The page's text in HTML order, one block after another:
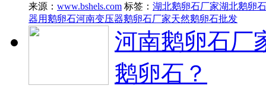
来源： www.bshels.com 标签： 湖北鹅卵石厂家湖北鹅卵
器用鹅卵石河南变压器鹅卵石厂家天然鹅卵石批发
河南鹅卵石厂
鹅卵石？